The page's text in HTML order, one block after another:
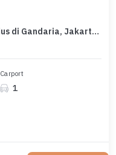
Penawaran Langka, rumah Prestisius di Gandaria, Jakarta Selatan, LB 160m²
Carport
1